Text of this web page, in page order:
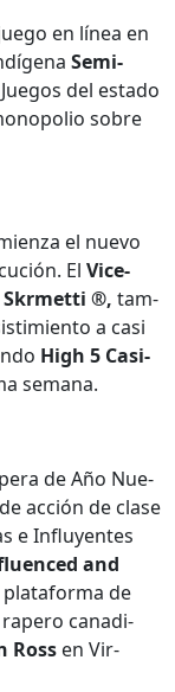
en línea en
Semi­
del esta­do
sobre
el nue­vo
El Vice­
Skrmet­ti ®, tam­
a casi
High 5 Casi­
sem­ana.
de Año Nue­
acción de clase
e Influyentes
and
de
rap­ero cana­di­
Ross en Vir­